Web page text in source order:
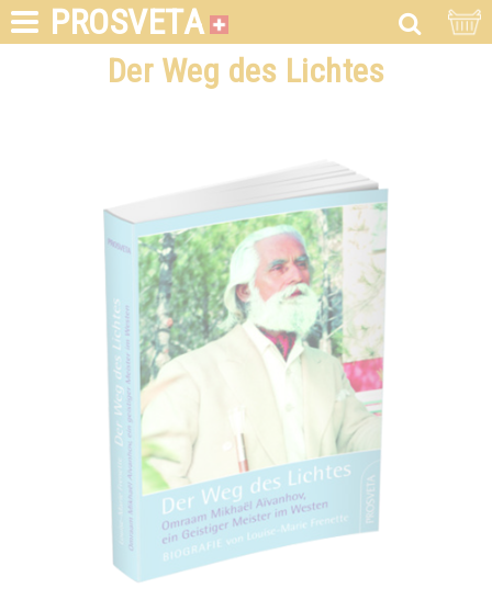
PROSVETA
Der Weg des Lichtes